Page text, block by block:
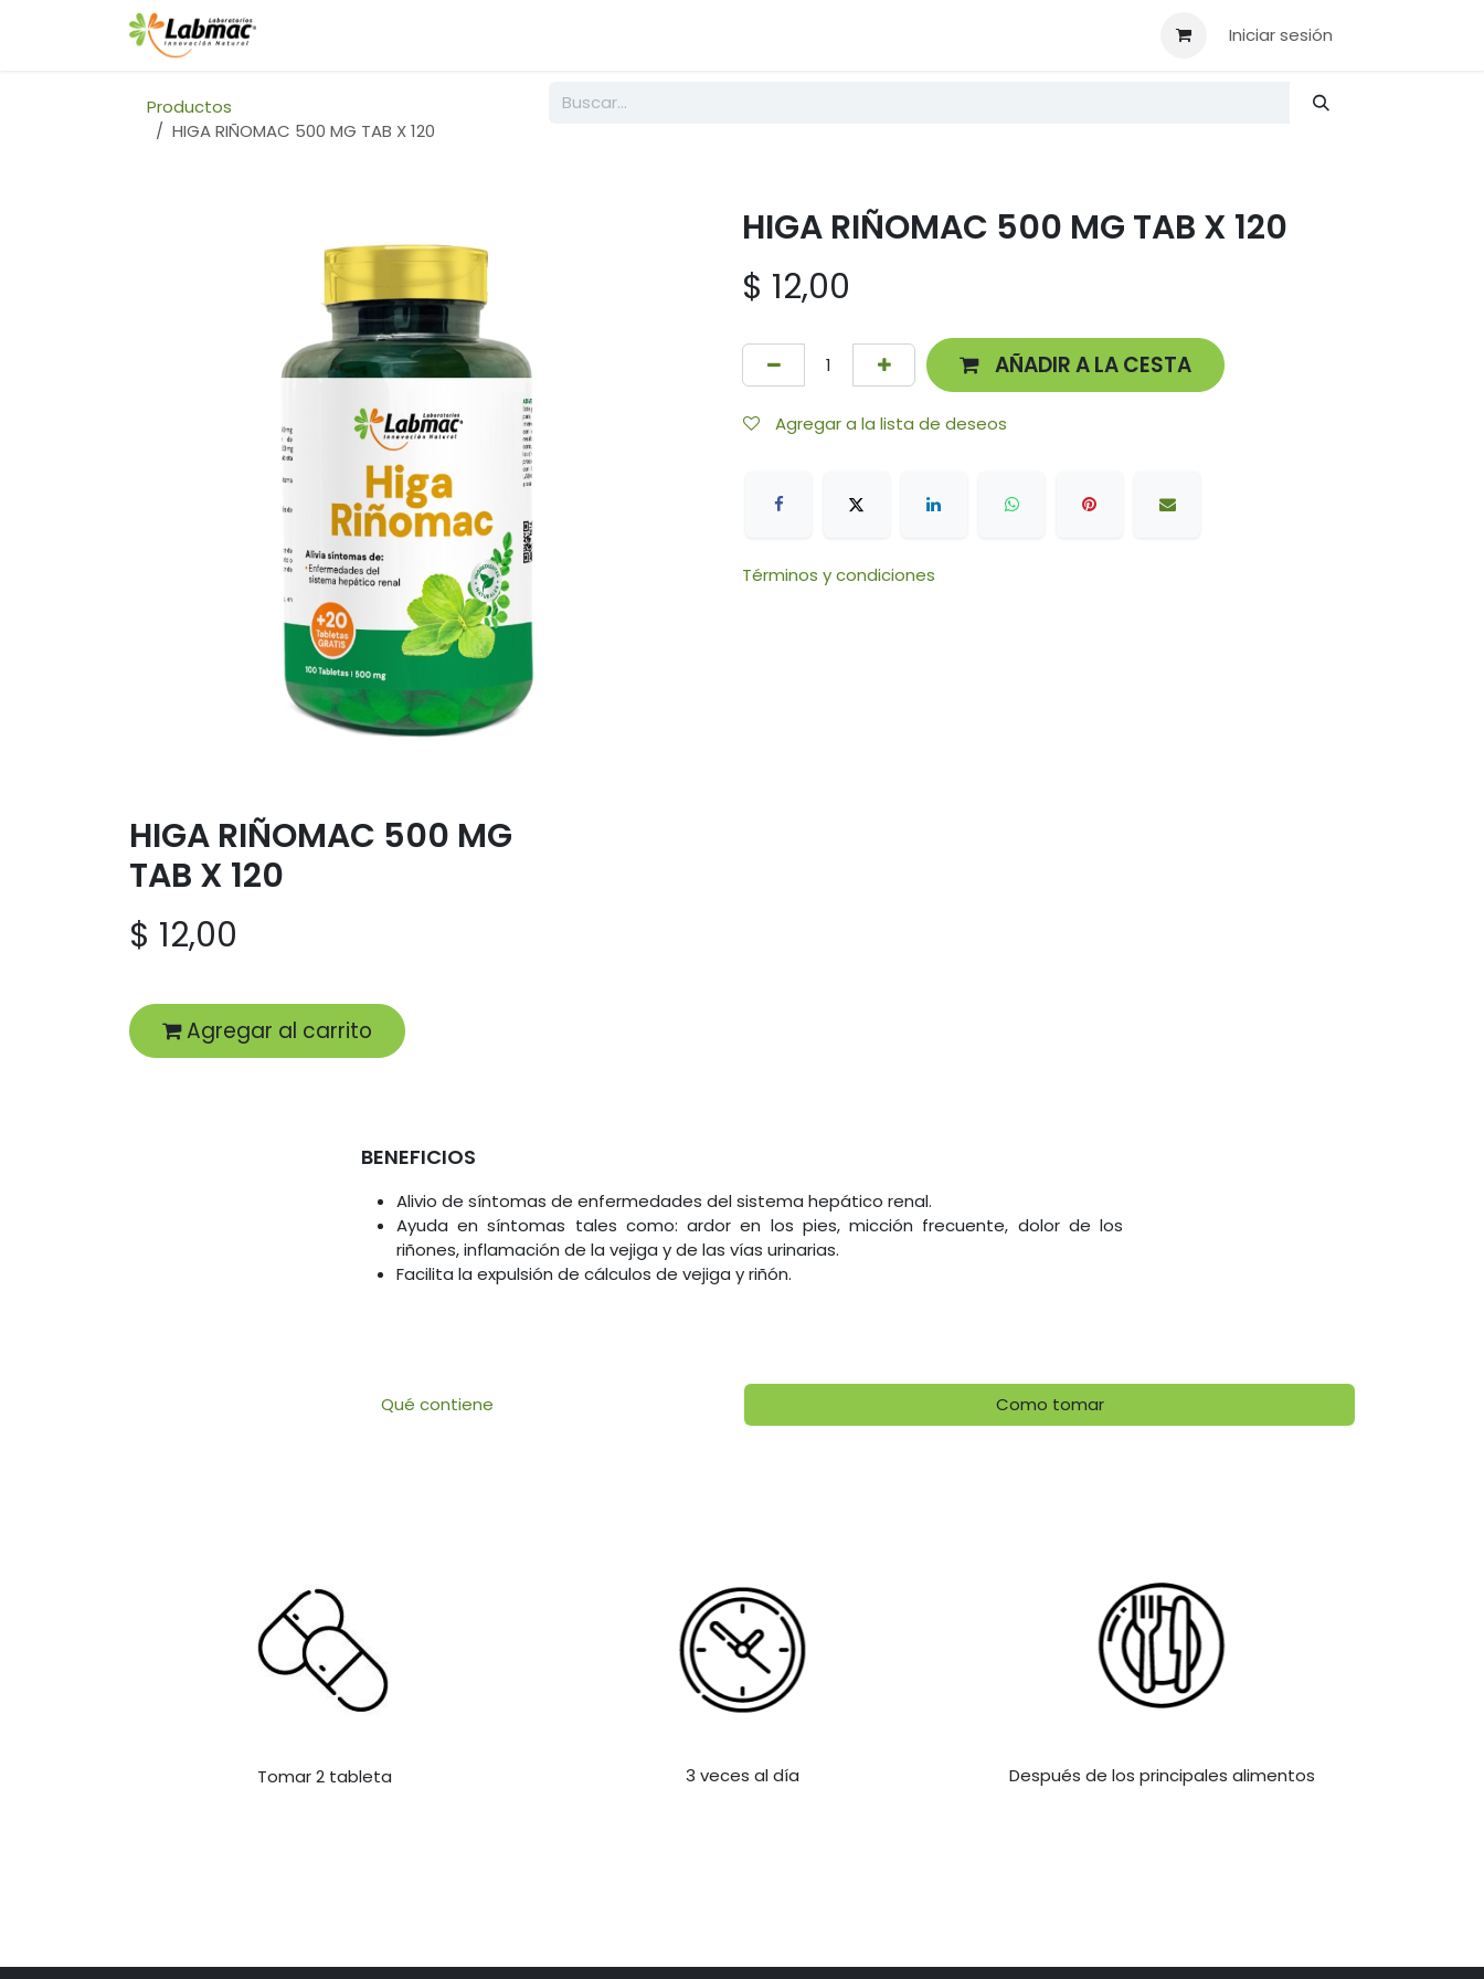
Iniciar sesión
Productos
HIGA RIÑOMAC 500 MG TAB X 120
HIGA RIÑOMAC 500 MG TAB X 120
$ 12,00
AÑADIR A LA CESTA
Agregar a la lista de deseos
Términos y condiciones
HIGA RIÑOMAC 500 MG
TAB X 120
$ 12,00
Agregar al carrito
BENEFICIOS
Alivio de síntomas de enfermedades del sistema hepático renal.
Ayuda en síntomas tales como: ardor en los pies, micción frecuente, dolor de los
riñones, inflamación de la vejiga y de las vías urinarias.
Facilita la expulsión de cálculos de vejiga y riñón.
Qué contiene Como tomar
Tomar 2 tableta 3 veces al día Después de los principales alimentos